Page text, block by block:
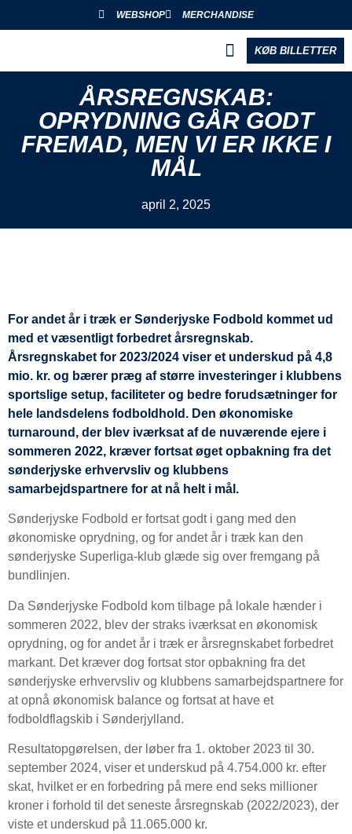
WEBSHOP MERCHANDISE
KØB BILLETTER
ÅRSREGNSKAB:
OPRYDNING GÅR GODT
FREMAD, MEN VI ER IKKE I
MÅL
april 2, 2025
For andet år i træk er Sønderjyske Fodbold kommet ud
med et væsentligt forbedret årsregnskab.
Årsregnskabet for 2023/2024 viser et underskud på 4,8
mio. kr. og bærer præg af større investeringer i klubbens
sportslige setup, faciliteter og bedre forudsætninger for
hele landsdelens fodboldhold. Den økonomiske
turnaround, der blev iværksat af de nuværende ejere i
sommeren 2022, kræver fortsat øget opbakning fra det
sønderjyske erhvervsliv og klubbens
samarbejdspartnere for at nå helt i mål.
Sønderjyske Fodbold er fortsat godt i gang med den
økonomiske oprydning, og for andet år i træk kan den
sønderjyske Superliga-klub glæde sig over fremgang på
bundlinjen.
Da Sønderjyske Fodbold kom tilbage på lokale hænder i
sommeren 2022, blev der straks iværksat en økonomisk
oprydning, og for andet år i træk er årsregnskabet forbedret
markant. Det kræver dog fortsat stor opbakning fra det
sønderjyske erhvervsliv og klubbens samarbejdspartnere for
at opnå økonomisk balance og fortsat at have et
fodboldflagskib i Sønderjylland.
Resultatopgørelsen, der løber fra 1. oktober 2023 til 30.
september 2024, viser et underskud på 4.754.000 kr. efter
skat, hvilket er en forbedring på mere end seks millioner
kroner i forhold til det seneste årsregnskab (2022/2023), der
viste et underskud på 11.065.000 kr.